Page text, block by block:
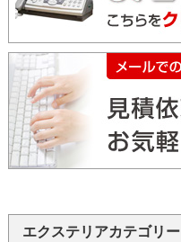
エクステリアカテゴリー